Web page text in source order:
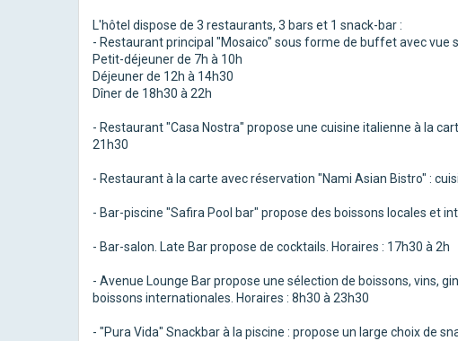
L'hôtel dispose de 3 restaurants, 3 bars et 1 snack-bar :
- Restaurant principal "Mosaico" sous forme de buffet avec vue
Petit-déjeuner de 7h à 10h
Déjeuner de 12h à 14h30
Dîner de 18h30 à 22h
- Restaurant "Casa Nostra" propose une cuisine italienne à la
21h30
- Restaurant à la carte avec réservation "Nami Asian Bistro" :
- Bar-piscine "Safira Pool bar" propose des boissons locales et
- Bar-salon. Late Bar propose de cocktails. Horaires : 17h30 à 2h
- Avenue Lounge Bar propose une sélection de boissons, vins,
boissons internationales. Horaires : 8h30 à 23h30
- "Pura Vida" Snackbar à la piscine : propose un large choix de